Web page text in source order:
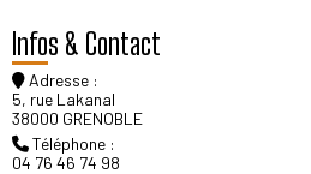
Infos & Contact
Adresse :
5, rue Lakanal
38000 GRENOBLE
Téléphone :
04 76 46 74 98